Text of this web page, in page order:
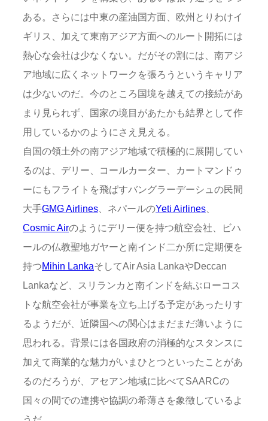
ある。さらには中東の産油国方面、欧州とりわけイ
ギリス、加えて東南アジア方面へのルート開拓には
熱心な会社は少なくない。だがその割には、南アジ
ア地域に広くネットワークを張ろうというキャリア
は少ないのだ。今のところ国境を越えての接続があ
まり見られず、国家の境目があたかも結界として作
用しているかのようにさえ見える。
自国の領土外の南アジア地域で積極的に展開してい
るのは、デリー、コールカーター、カートマンドゥ
ーにもフライトを飛ばすバングラーデーシュの民間
大手GMG Airlines 、ネパールのYeti Airlines
Cosmic Airのようにデリー便を持つ航空会社、ビハ
ールの仏教聖地ガヤーと南インド二か所に定期便を
持つMihin LankaそしてAir Asia LankaやDeccan
Lankaなど、スリランカと南インドを結ぶローコス
トな航空会社が事業を立ち上げる予定があったりす
るようだが、近隣国への関心はまだまだ薄いように
思われる。背景には各国政府の消極的なスタンスに
加えて商業的な魅力がいまひとつといったことがあ
るのだろうが、アセアン地域に比べてSAARCの
国々の間での連携や協調の希薄さを象徴しているよ